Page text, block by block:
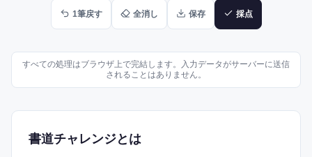
1筆戻す 全消し 保存 採点
すべての処理はブラウザ上で完結します。入力データがサーバーに送信
されることはありません。
書道チャレンジとは